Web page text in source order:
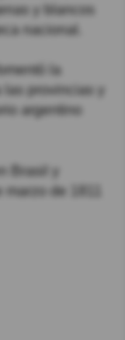
y blancos
nacional.
la
provincias y
argentino
Brasil y
de 1811